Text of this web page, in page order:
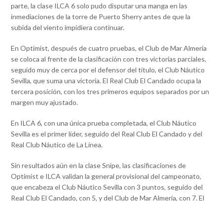
parte, la clase ILCA 6 solo pudo disputar una manga en las
inmediaciones de la torre de Puerto Sherry antes de que la
subida del viento impidiera continuar.
En Optimist, después de cuatro pruebas, el Club de Mar Almería
se coloca al frente de la clasificación con tres victorias parciales,
seguido muy de cerca por el defensor del título, el Club Náutico
Sevilla, que suma una victoria. El Real Club El Candado ocupa la
tercera posición, con los tres primeros equipos separados por un
margen muy ajustado.
En ILCA 6, con una única prueba completada, el Club Náutico
Sevilla es el primer líder, seguido del Real Club El Candado y del
Real Club Náutico de La Línea.
Sin resultados aún en la clase Snipe, las clasificaciones de
Optimist e ILCA validan la general provisional del campeonato,
que encabeza el Club Náutico Sevilla con 3 puntos, seguido del
Real Club El Candado, con 5, y del Club de Mar Almería, con 7. El